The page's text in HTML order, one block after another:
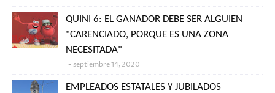
QUINI 6: EL GANADOR DEBE SER ALGUIEN
"CARENCIADO, PORQUE ES UNA ZONA
NECESITADA"
septiembre 14, 2020
EMPLEADOS ESTATALES Y JUBILADOS